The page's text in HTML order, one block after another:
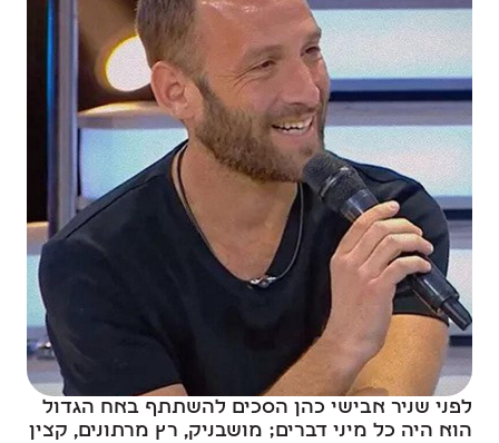
לפני שניר אבישי כהן הסכים להשתתף באח הגדול
הוא היה כל מיני דברים; מושבניק, רץ מרתונים, קצין